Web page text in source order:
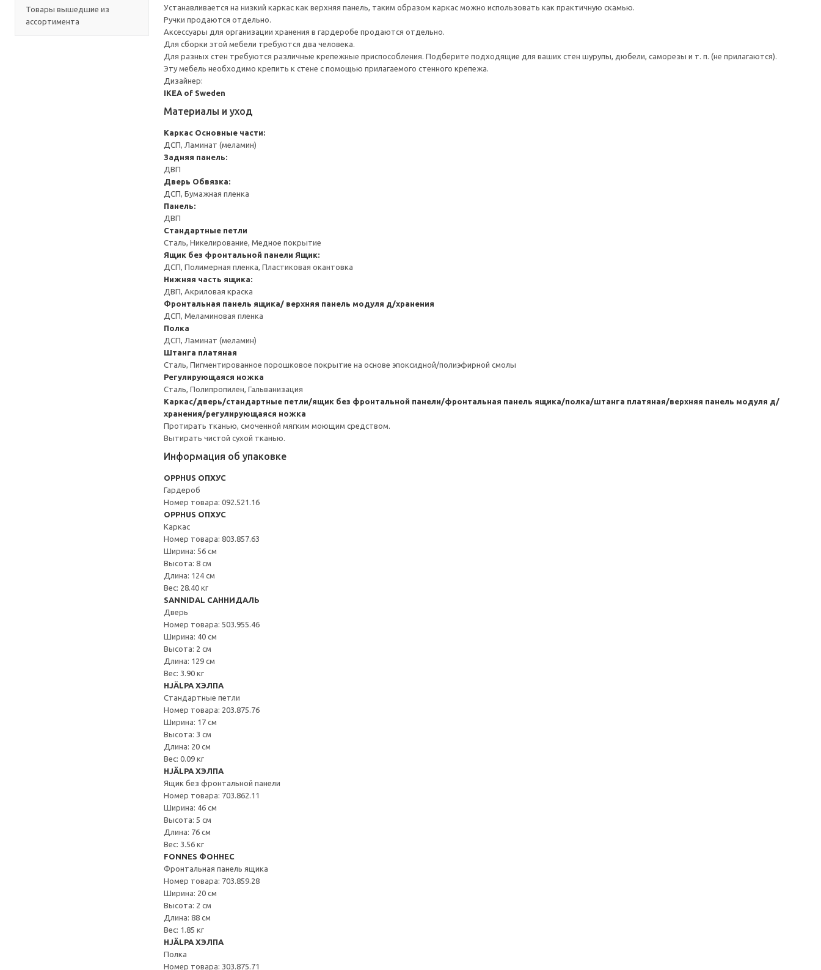
Товары вышедшие из
ассортимента
Устанавливается на низкий каркас как верхняя панель, таким образом каркас можно использовать как практичную скамью.
Ручки продаются отдельно.
Аксессуары для организации хранения в гардеробе продаются отдельно.
Для сборки этой мебели требуются два человека.
Для разных стен требуются различные крепежные приспособления. Подберите подходящие для ваших стен шурупы, дюбели, саморезы и т. п. (не прилагаются).
Эту мебель необходимо крепить к стене с помощью прилагаемого стенного крепежа.
Дизайнер:
IKEA of Sweden
Материалы и уход
Каркас Основные части:
ДСП, Ламинат (меламин)
Задняя панель:
ДВП
Дверь Обвязка:
ДСП, Бумажная пленка
Панель:
ДВП
Стандартные петли
Сталь, Никелирование, Медное покрытие
Ящик без фронтальной панели Ящик:
ДСП, Полимерная пленка, Пластиковая окантовка
Нижняя часть ящика:
ДВП, Акриловая краска
Фронтальная панель ящика/ верхняя панель модуля д/хранения
ДСП, Меламиновая пленка
Полка
ДСП, Ламинат (меламин)
Штанга платяная
Сталь, Пигментированное порошковое покрытие на основе эпоксидной/полиэфирной смолы
Регулирующаяся ножка
Сталь, Полипропилен, Гальванизация
Каркас/дверь/стандартные петли/ящик без фронтальной панели/фронтальная панель ящика/полка/штанга платяная/верхняя панель модуля д/
хранения/регулирующаяся ножка
Протирать тканью, смоченной мягким моющим средством.
Вытирать чистой сухой тканью.
Информация об упаковке
OPPHUS ОПХУС
Гардероб
Номер товара: 092.521.16
OPPHUS ОПХУС
Каркас
Номер товара: 803.857.63
Ширина: 56 см
Высота: 8 см
Длина: 124 см
Вес: 28.40 кг
SANNIDAL САННИДАЛЬ
Дверь
Номер товара: 503.955.46
Ширина: 40 см
Высота: 2 см
Длина: 129 см
Вес: 3.90 кг
HJÄLPA ХЭЛПА
Стандартные петли
Номер товара: 203.875.76
Ширина: 17 см
Высота: 3 см
Длина: 20 см
Вес: 0.09 кг
HJÄLPA ХЭЛПА
Ящик без фронтальной панели
Номер товара: 703.862.11
Ширина: 46 см
Высота: 5 см
Длина: 76 см
Вес: 3.56 кг
FONNES ФОННЕС
Фронтальная панель ящика
Номер товара: 703.859.28
Ширина: 20 см
Высота: 2 см
Длина: 88 см
Вес: 1.85 кг
HJÄLPA ХЭЛПА
Полка
Номер товара: 303.875.71